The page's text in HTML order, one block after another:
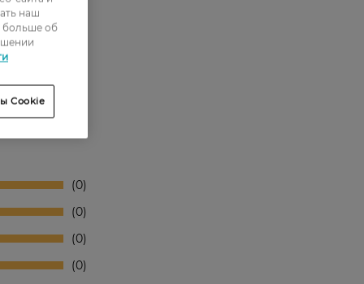
0
0
0
0
наш
больше об
Cookie